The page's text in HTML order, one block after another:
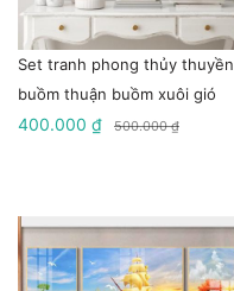
Set tranh phong thủy thuyền
buồm thuận buồm xuôi gió
400.000 ₫ 500.000 ₫